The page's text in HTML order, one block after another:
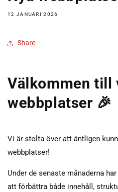
12 JANUARI 2026
Share
Välkommen till
webbplatser 🎉
Vi är stolta över att äntligen
webbplatser!
Under de senaste månaderna
att förbättra både innehåll,